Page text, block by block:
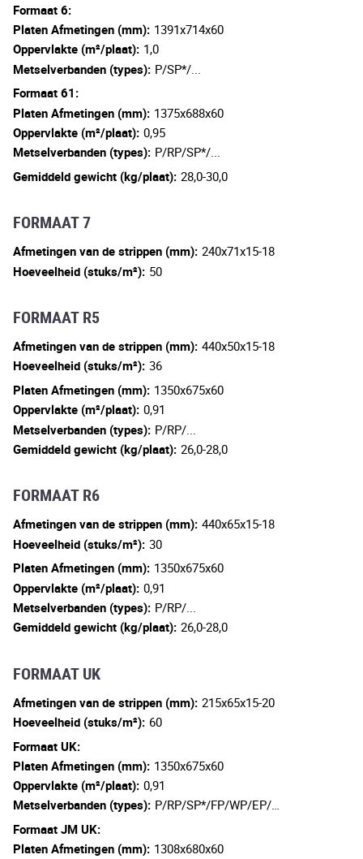
Formaat 6:
Platen Afmetingen (mm): 1391x714x60
Oppervlakte (m²/plaat): 1,0
Metselverbanden (types): P/SP*/...
Formaat 61:
Platen Afmetingen (mm): 1375x688x60
Oppervlakte (m²/plaat): 0,95
Metselverbanden (types): P/RP/SP*/...
Gemiddeld gewicht (kg/plaat): 28,0-30,0
FORMAAT 7
Afmetingen van de strippen (mm): 240x71x15-18
Hoeveelheid (stuks/m²): 50
FORMAAT R5
Afmetingen van de strippen (mm): 440x50x15-18
Hoeveelheid (stuks/m²): 36
Platen Afmetingen (mm): 1350x675x60
Oppervlakte (m²/plaat): 0,91
Metselverbanden (types): P/RP/...
Gemiddeld gewicht (kg/plaat): 26,0-28,0
FORMAAT R6
Afmetingen van de strippen (mm): 440x65x15-18
Hoeveelheid (stuks/m²): 30
Platen Afmetingen (mm): 1350x675x60
Oppervlakte (m²/plaat): 0,91
Metselverbanden (types): P/RP/...
Gemiddeld gewicht (kg/plaat): 26,0-28,0
FORMAAT UK
Afmetingen van de strippen (mm): 215x65x15-20
Hoeveelheid (stuks/m²): 60
Formaat UK:
Platen Afmetingen (mm): 1350x675x60
Oppervlakte (m²/plaat): 0,91
Metselverbanden (types): P/RP/SP*/FP/WP/EP/…
Formaat JM UK:
Platen Afmetingen (mm): 1308x680x60